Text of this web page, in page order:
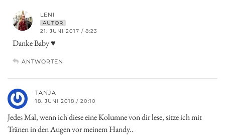
LENI
AUTOR
21. JUNI 2017 / 8:23
Danke Baby ♥
ANTWORTEN
TANJA
18. JUNI 2018 / 20:10
Jedes Mal, wenn ich diese eine Kolumne von dir lese, sitze ich mit
Tränen in den Augen vor meinem Handy..